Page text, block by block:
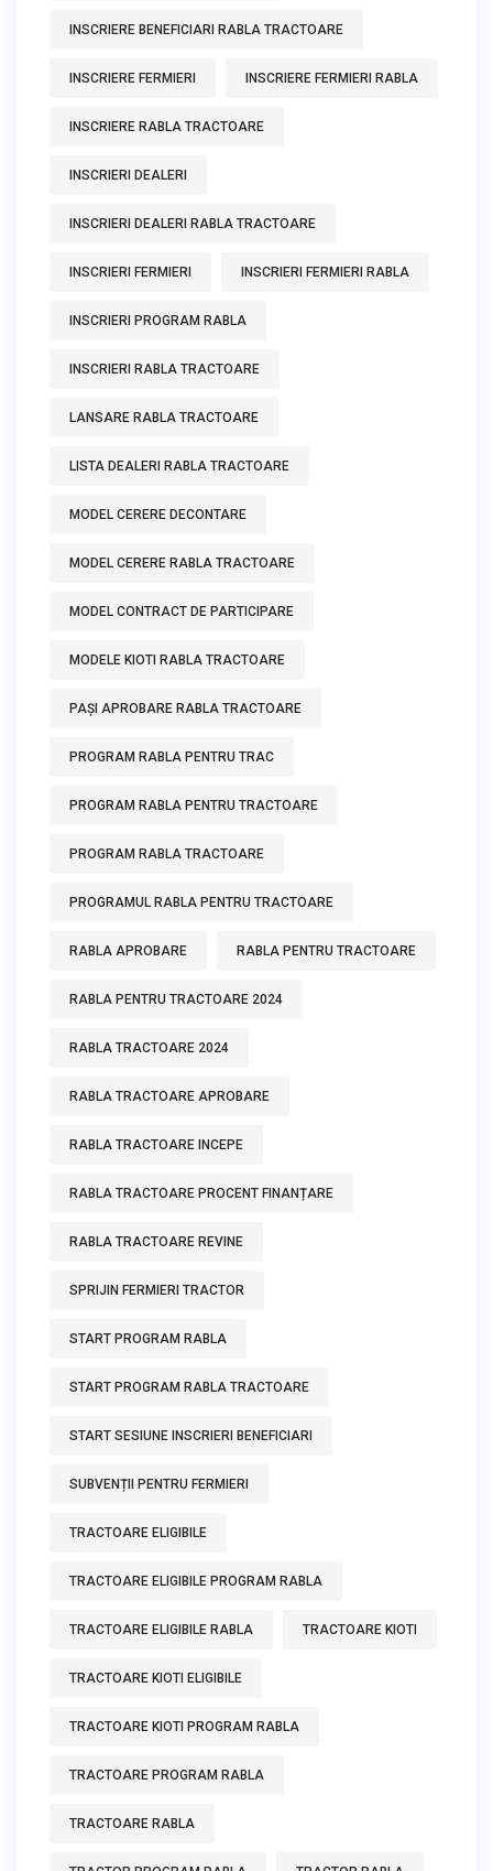
INSCRIERE BENEFICIARI RABLA TRACTOARE
INSCRIERE FERMIERI INSCRIERE FERMIERI RABLA
INSCRIERE RABLA TRACTOARE
INSCRIERI DEALERI
INSCRIERI DEALERI RABLA TRACTOARE
INSCRIERI FERMIERI INSCRIERI FERMIERI RABLA
INSCRIERI PROGRAM RABLA
INSCRIERI RABLA TRACTOARE
LANSARE RABLA TRACTOARE
LISTA DEALERI RABLA TRACTOARE
MODEL CERERE DECONTARE
MODEL CERERE RABLA TRACTOARE
MODEL CONTRACT DE PARTICIPARE
MODELE KIOTI RABLA TRACTOARE
PAȘI APROBARE RABLA TRACTOARE
PROGRAM RABLA PENTRU TRAC
PROGRAM RABLA PENTRU TRACTOARE
PROGRAM RABLA TRACTOARE
PROGRAMUL RABLA PENTRU TRACTOARE
RABLA APROBARE RABLA PENTRU TRACTOARE
RABLA PENTRU TRACTOARE 2024
RABLA TRACTOARE 2024
RABLA TRACTOARE APROBARE
RABLA TRACTOARE INCEPE
RABLA TRACTOARE PROCENT FINANȚARE
RABLA TRACTOARE REVINE
SPRIJIN FERMIERI TRACTOR
START PROGRAM RABLA
START PROGRAM RABLA TRACTOARE
START SESIUNE INSCRIERI BENEFICIARI
SUBVENȚII PENTRU FERMIERI
TRACTOARE ELIGIBILE
TRACTOARE ELIGIBILE PROGRAM RABLA
TRACTOARE ELIGIBILE RABLA TRACTOARE KIOTI
TRACTOARE KIOTI ELIGIBILE
TRACTOARE KIOTI PROGRAM RABLA
TRACTOARE PROGRAM RABLA
TRACTOARE RABLA